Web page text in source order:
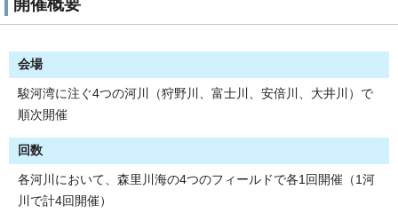
開催概要
会場
駿河湾に注ぐ4つの河川（狩野川、富士川、安倍川、大井川）で
順次開催
回数
各河川において、森里川海の4つのフィールドで各1回開催（1河
川で計4回開催）